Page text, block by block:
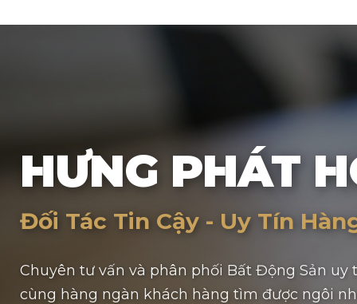
HƯNG PHÁT
Đối Tác Tin Cậy - Uy Tín
Chuyên tư vấn và phân phối Bất Động Sản
cùng hàng ngàn khách hàng tìm được ngôi